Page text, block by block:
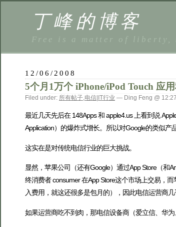
丁峰的博客
Free is a matter of liberty,
12/06/2008
5个月1万个 iPhone/iPod Touch 应
Filed under: 所有帖子,电信|IT行业 — Ding Feng @
最近几天先后在 148Apps 和 apple4.us 上看到说
Application）的爆炸式增长。所以对Google的类似产
这实在是对传统电信行业的巨大挑战。
显然，苹果公司（还有Google）通过App Store（和
终消费者 consumer 在App Store这个市场上交易，
入费用，就这还很多是包月的），因此电信运营商几
如果运营商吃不到肉，那电信设备商（爱立信、华